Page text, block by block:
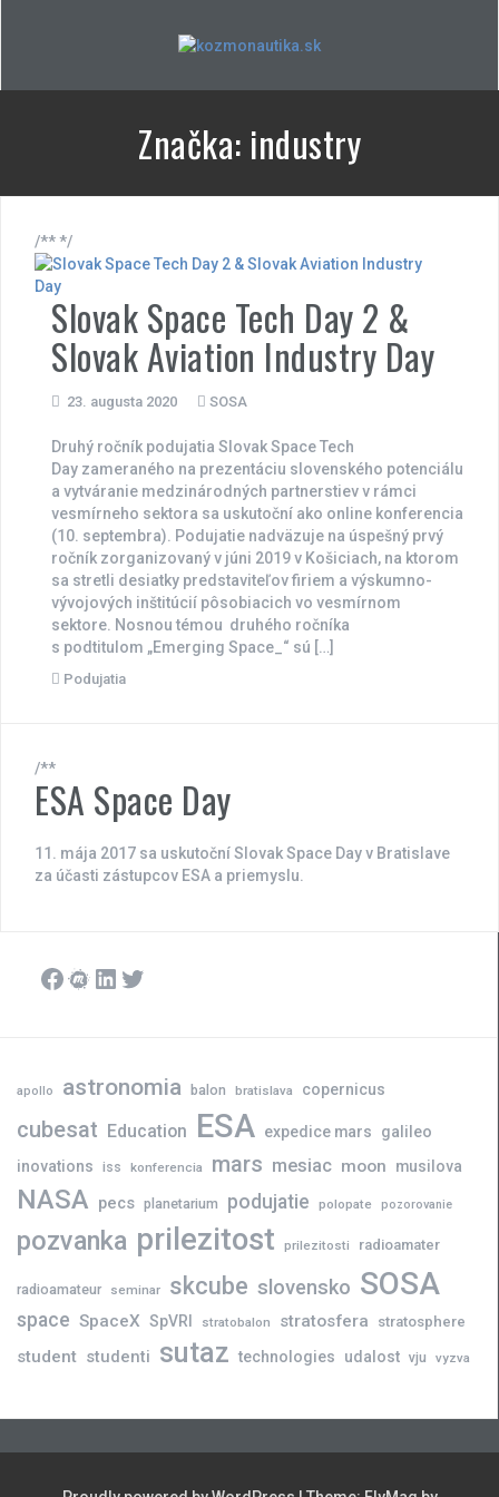
Značka: industry
/** */
Slovak Space Tech Day 2 &
Slovak Aviation Industry Day
23. augusta 2020 SOSA
Druhý ročník podujatia Slovak Space Tech
Day zameraného na prezentáciu slovenského potenciálu
a vytváranie medzinárodných partnerstiev v rámci
vesmírneho sektora sa uskutoční ako online konferencia
(10. septembra). Podujatie nadväzuje na úspešný prvý
ročník zorganizovaný v júni 2019 v Košiciach, na ktorom
sa stretli desiatky predstaviteľov firiem a výskumno-
vývojových inštitúcií pôsobiacich vo vesmírnom
sektore. Nosnou témou druhého ročníka
s podtitulom „Emerging Space_“ sú […]
Podujatia
/**
ESA Space Day
11. mája 2017 sa uskutoční Slovak Space Day v Bratislave
za účasti zástupcov ESA a priemyslu.
Facebook
Meetup
LinkedIn
Twitter
apollo astronomia balon bratislava copernicus
cubesat Education ESA expedice mars
galileo
inovations iss konferencia mars mesiac moon musilova
NASA pecs planetarium podujatie polopate pozorovanie
pozvanka prilezitost prilezitosti radioamater
radioamateur seminar skcube slovensko SOSA
space SpaceX SpVRI stratobalon stratosfera stratosphere
student studenti sutaz technologies udalost vju vyzva